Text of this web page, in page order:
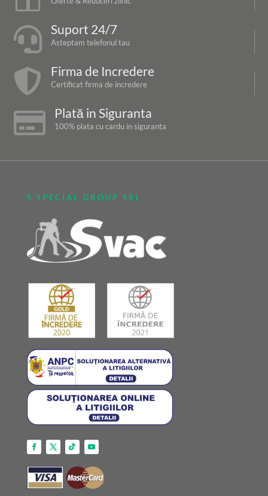
 Suport 24/7
Asteptam telefonul tau
 Firma de Incredere
Certificat firma de incredere
 Plată in Siguranta
100% plata cu cardu in siguranta
S SPECIAL GROUP SRL